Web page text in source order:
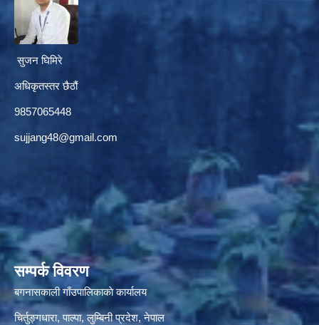
सुजन घिमिरे
अधिकृतस्तर छैठौं‌
9857065448
sujjang48@gmail.com
सम्पर्क विवरण
बगनासकाली गाँउपालिकाकाे कार्यालय
चिर्तुङ्गधारा, पाल्पा, लुम्बिनी प्रदेश, नेपाल